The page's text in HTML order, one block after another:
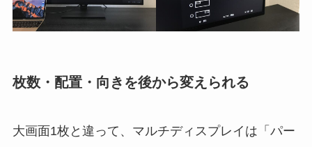
枚数・配置・向きを後から変えられる
大画面1枚と違って、マルチディスプレイは「パー